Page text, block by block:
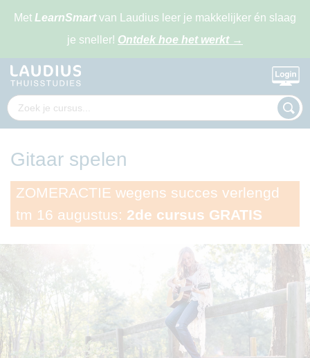
Met LearnSmartvan Laudius leer je makkelijker én slaag
je sneller! Ontdek hoe het werkt →
Gitaar spelen
ZOMERACTIE wegens succes verlengd
tm 16 augustus: 2de cursus GRATIS